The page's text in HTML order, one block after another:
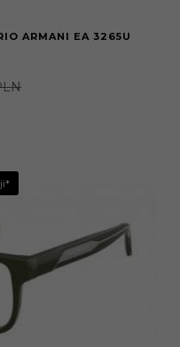
ARMANI EA 3265U